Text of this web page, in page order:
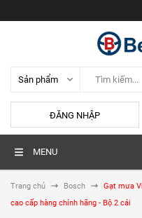
ĐĂNG NHẬP
MENU
Trang chủ Bosch
Gạt mưa
cao cấp hàng chính hãng - Bộ 2 cái